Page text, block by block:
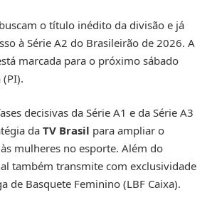
o título inédito da divisão e já
à Série A2 do Brasileirão de 2026. A
marcada para o próximo sábado
(PI).
decisivas da Série A1 e da Série A3
da TV Brasil para ampliar o
mulheres no esporte. Além do
também transmite com exclusividade
de Basquete Feminino (LBF Caixa).